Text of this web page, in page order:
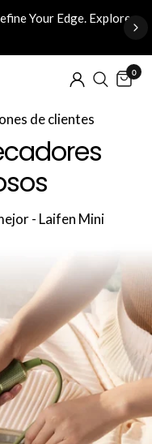
Your Edge. Explore
0
de clientes
- Laifen Mini